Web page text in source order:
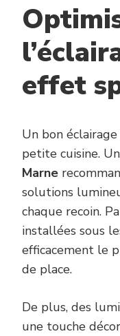
effet
Un bon
petite cuisine. Un
Marne
solutions
chaque recoin.
installées sous
efficacement le
de place.
De plus, des
une touche